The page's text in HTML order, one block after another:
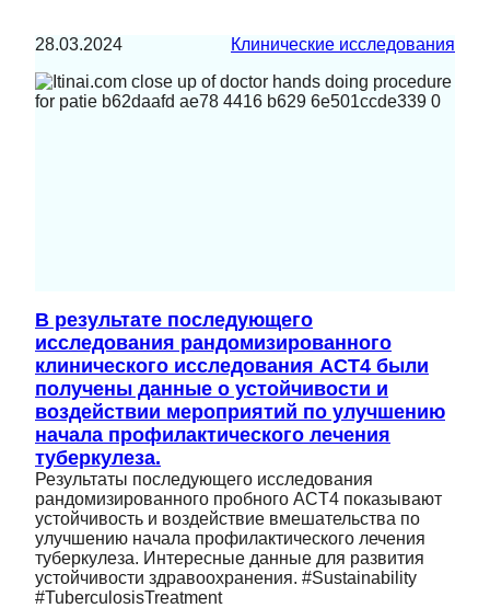
28.03.2024 Клинические исследования
В результате последующего
исследования рандомизированного
клинического исследования ACT4 были
получены данные о устойчивости и
воздействии мероприятий по улучшению
начала профилактического лечения
туберкулеза.
Результаты последующего исследования
рандомизированного пробного ACT4 показывают
устойчивость и воздействие вмешательства по
улучшению начала профилактического лечения
туберкулеза. Интересные данные для развития
устойчивости здравоохранения. #Sustainability
#TuberculosisTreatment